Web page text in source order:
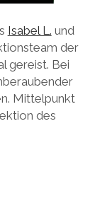
Isabel L. und
der
gereist. Bei
Mittelpunkt
des